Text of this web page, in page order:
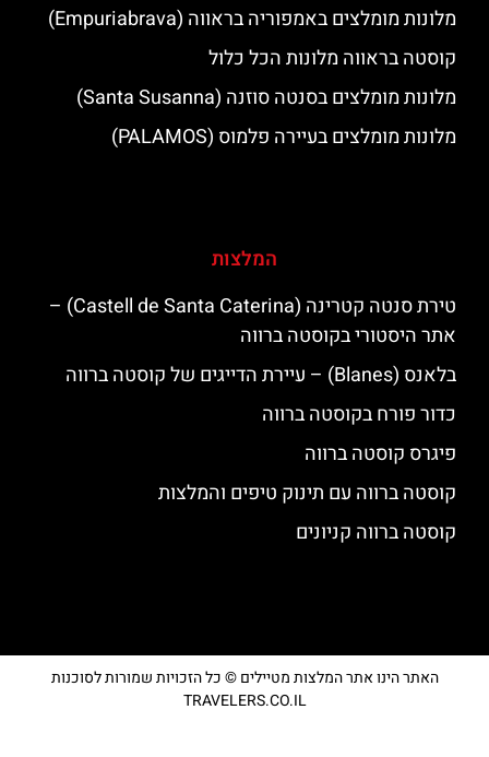
מלונות מומלצים באמפוריה בראווה (Empuriabrava)
קוסטה בראווה מלונות הכל כלול
מלונות מומלצים בסנטה סוזנה (Santa Susanna)
מלונות מומלצים בעיירה פלמוס (PALAMOS)
המלצות
טירת סנטה קטרינה (Castell de Santa Caterina) –
אתר היסטורי בקוסטה ברווה
בלאנס (Blanes) – עיירת הדייגים של קוסטה ברווה
כדור פורח בקוסטה ברווה
פיגרס קוסטה ברווה
קוסטה ברווה עם תינוק טיפים והמלצות
קוסטה ברווה קניונים
האתר הינו אתר המלצות מטיילים © כל הזכויות שמורות לסוכנות
TRAVELERS.CO.IL